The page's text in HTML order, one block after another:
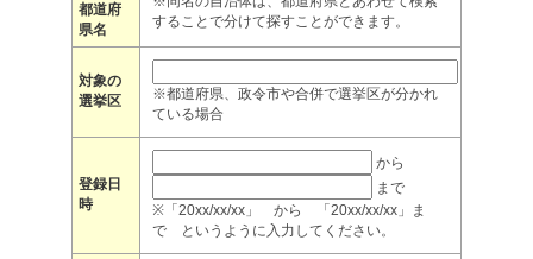
都道府
県名
することで分けて探すことができます。
対象の
選挙区
※都道府県、政令市や合併で選挙区が分かれ
ている場合
登録日
時
から
まで
※「20xx/xx/xx」 から 「20xx/xx/xx」ま
で というように入力してください。